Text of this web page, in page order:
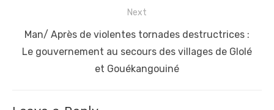
Next
Next
post:
Man/ Après de violentes tornades destructrices :
Le gouvernement au secours des villages de Glolé
et Gouékangouiné